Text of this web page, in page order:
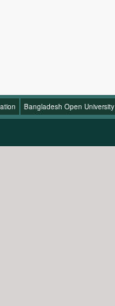
Bangladesh Open University